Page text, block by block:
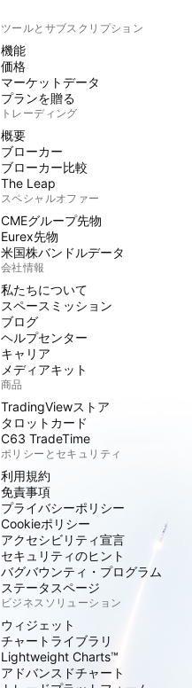
ツールとサブスクリプション
機能
価格
マーケットデータ
プランを贈る
トレーディング
概要
ブローカー
ブローカー比較
The Leap
スペシャルオファー
CMEグループ先物
Eurex先物
米国株バンドルデータ
会社情報
私たちについて
スペースミッション
ブログ
ヘルプセンター
キャリア
メディアキット
商品
TradingViewストア
タロットカード
C63 TradeTime
ポリシーとセキュリティ
利用規約
免責事項
プライバシーポリシー
Cookieポリシー
アクセシビリティ宣言
セキュリティのヒント
バグバウンティ・プログラム
ステータスページ
ビジネスソリューション
ウィジェット
チャートライブラリ
Lightweight Charts™
アドバンスドチャート